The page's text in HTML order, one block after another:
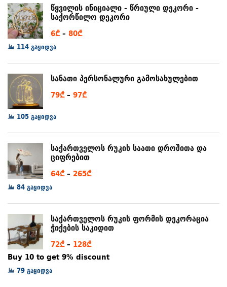
წყვილის ინიციალი - წრიული დეკორი -
საქორწილო დეკორი
6₾ – 80₾Price
80₾
114 გაყიდვა
სანათი პერსონალური გამოსახულებით
79₾ – 97₾Price
through
97₾
105 გაყიდვა
საქართველოს რუკის საათი დროშითა და
ციფრებით
64₾ – 265₾Price
265₾
84 გაყიდვა
საქართველოს რუკის ფორმის დეკორაცია
ჭიქების საკიდით
72₾ – 128₾Price
range:
Buy 10 to get 9% discount
79 გაყიდვა